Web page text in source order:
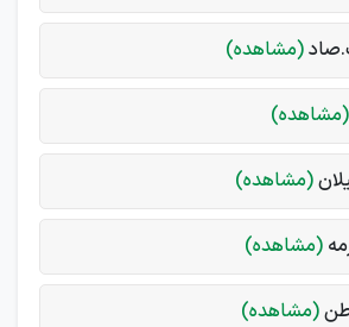
(مشاهده)
(مشاهده)
(مشاهده)
(مشاهده)
(مشاهده)